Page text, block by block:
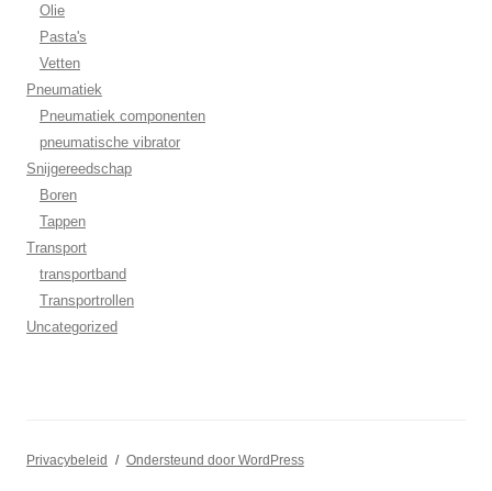
Olie
Pasta's
Vetten
Pneumatiek
Pneumatiek componenten
pneumatische vibrator
Snijgereedschap
Boren
Tappen
Transport
transportband
Transportrollen
Uncategorized
Privacybeleid Ondersteund door WordPress